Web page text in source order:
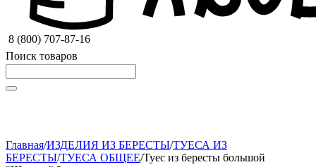
8 (800) 707-87-16
Поиск товаров
Главная/ИЗДЕЛИЯ ИЗ БЕРЕСТЫ/ТУЕСА ИЗ
БЕРЕСТЫ/ТУЕСА ОБЩЕЕ/Туес из бересты большой